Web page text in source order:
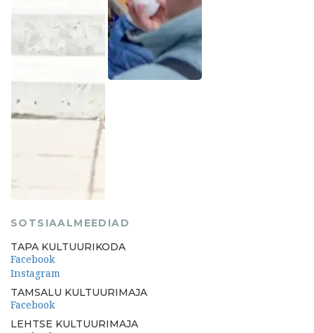
SOTSIAALMEEDIAD
TAPA KULTUURIKODA
Facebook
Instagram
TAMSALU KULTUURIMAJA
Facebook
LEHTSE KULTUURIMAJA